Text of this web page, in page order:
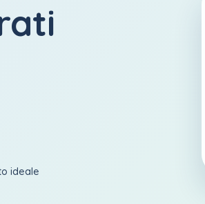
ideale